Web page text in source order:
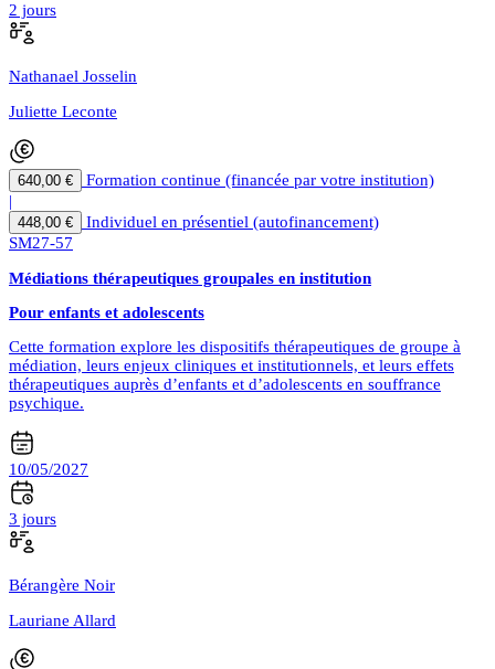
2 jours
Nathanael Josselin
Juliette Leconte
640,00 €
Formation continue (financée par votre institution)
|
448,00 €
Individuel en présentiel (autofinancement)
SM27-57
Médiations thérapeutiques groupales en institution
Pour enfants et adolescents
Cette formation explore les dispositifs thérapeutiques de groupe à
médiation, leurs enjeux cliniques et institutionnels, et leurs effets
thérapeutiques auprès d’enfants et d’adolescents en souffrance
psychique.
10/05/2027
3 jours
Bérangère Noir
Lauriane Allard